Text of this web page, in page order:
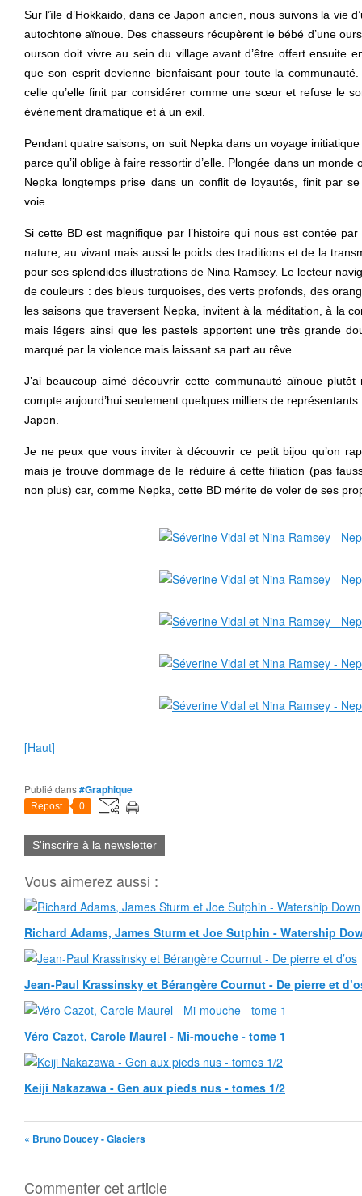
Sur l’île d’Hokkaido, dans ce Japon ancien, nous suivons la vie
autochtone aïnoue. Des chasseurs récupèrent le bébé d’une
ourson doit vivre au sein du village avant d’être offert ensuite
que son esprit devienne bienfaisant pour toute la
celle qu’elle finit par considérer comme une sœur et refuse le
événement dramatique et à un exil.
Pendant quatre saisons, on suit Nepka dans un voyage
parce qu’il oblige à faire ressortir d’elle. Plongée dans un
Nepka longtemps prise dans un conflit de loyautés, finit par
voie.
Si cette BD est magnifique par l’histoire qui nous est contée
nature, au vivant mais aussi le poids des traditions et de la
pour ses splendides illustrations de Nina Ramsey. Le lecteur
de couleurs : des bleus turquoises, des verts profonds, des
les saisons que traversent Nepka, invitent à la méditation, à la
mais légers ainsi que les pastels apportent une très grande
marqué par la violence mais laissant sa part au rêve.
J’ai beaucoup aimé découvrir cette communauté aïnoue
compte aujourd’hui seulement quelques milliers de
Japon.
Je ne peux que vous inviter à découvrir ce petit bijou qu’on
mais je trouve dommage de le réduire à cette filiation (pas
non plus) car, comme Nepka, cette BD mérite de voler de ses
[Haut]
Publié dans#Graphique
Repost 0
S'inscrire à la newsletter
Vous aimerez aussi :
Richard Adams, James Sturm et Joe Sutphin - Watership
Jean-Paul Krassinsky et Bérangère Cournut - De pierre et
Véro Cazot, Carole Maurel - Mi-mouche - tome 1
Keiji Nakazawa - Gen aux pieds nus - tomes 1/2
« Bruno Doucey - Glaciers
Commenter cet article